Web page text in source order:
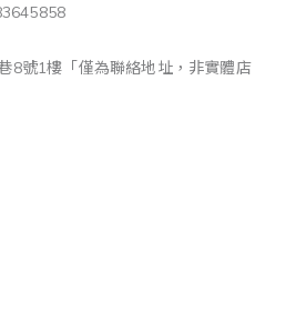
8號1樓「僅為聯絡地址，非實體店